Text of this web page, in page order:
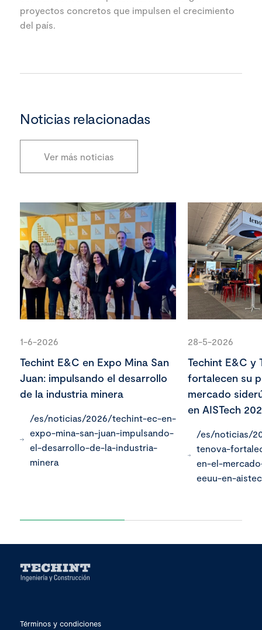
proyectos concretos que impulsen el crecimiento
del país.
Noticias relacionadas
Ver más noticias
1-6-2026
Techint E&C en Expo Mina San
Juan: impulsando el desarrollo
de la industria minera
/es/noticias/2026/techint-ec-en-
expo-mina-san-juan-impulsando-
el-desarrollo-de-la-industria-
minera
28-5-2026
Techint E&C y
fortalecen su
mercado
en AISTech
/es/noticias/
tenova-
en-el-
eeuu-en-
Términos y condiciones